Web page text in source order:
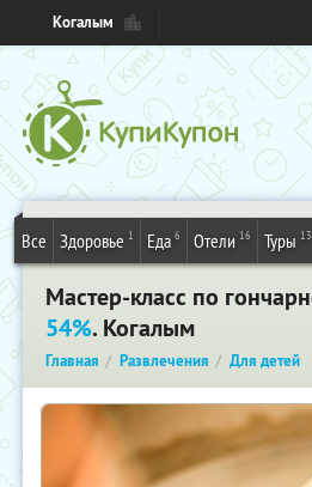
Когалым
Все Здоровье 1 Еда 6 Отели 16 Туры 13
Мастер-класс по
54%. Когалым
Главная Развлечения Для детей